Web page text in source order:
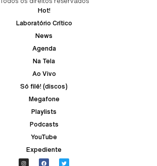
Hot!
Laboratório Crítico
News
Agenda
Na Tela
Ao Vivo
Só filé! (discos)
Megafone
Playlists
Podcasts
YouTube
Expediente